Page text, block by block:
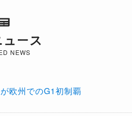
ース
NEWS
欧州でのG1初制覇